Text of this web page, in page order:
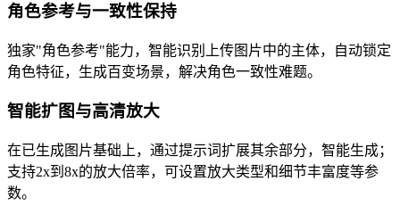
角色参考与一致性保持
独家"角色参考"能力，智能识别上传图片中的主体，自动锁定
角色特征，生成百变场景，解决角色一致性难题。
智能扩图与高清放大
在已生成图片基础上，通过提示词扩展其余部分，智能生成；
支持2x到8x的放大倍率，可设置放大类型和细节丰富度等参
数。